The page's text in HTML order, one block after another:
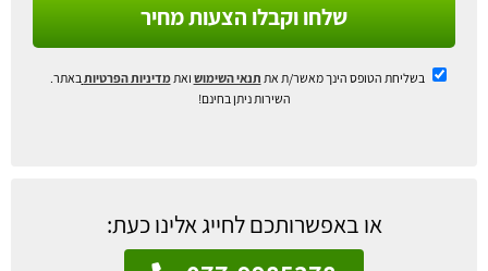
שלחו וקבלו הצעות מחיר
בשליחת הטופס הינך מאשר/ת את תנאי השימוש ואתמדיניות הפרטיותבאתר.
השירות ניתן בחינם!
או באפשרותכם לחייג אלינו כעת: